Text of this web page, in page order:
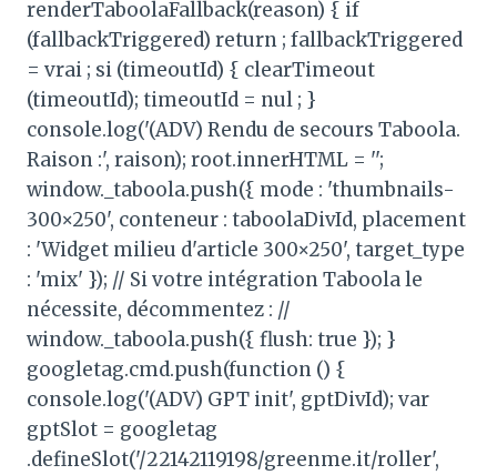
renderTaboolaFallback(reason) { if
(fallbackTriggered) return ; fallbackTriggered
= vrai ; si (timeoutId) { clearTimeout
(timeoutId); timeoutId = nul ; }
console.log('(ADV) Rendu de secours Taboola.
Raison :', raison); root.innerHTML = '';
window._taboola.push({ mode : 'thumbnails-
300×250', conteneur : taboolaDivId, placement
: 'Widget milieu d'article 300×250', target_type
: 'mix' }); // Si votre intégration Taboola le
nécessite, décommentez : //
window._taboola.push({ flush: true }); }
googletag.cmd.push(function () {
console.log('(ADV) GPT init', gptDivId); var
gptSlot = googletag
.defineSlot('/22142119198/greenme.it/roller',